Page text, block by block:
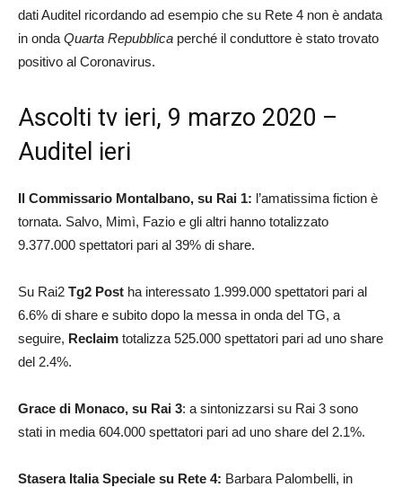
dati Auditel ricordando ad esempio che su Rete 4 non è andata
in onda Quarta Repubblica perché il conduttore è stato trovato
positivo al Coronavirus.
Ascolti tv ieri, 9 marzo 2020 –
Auditel ieri
Il Commissario Montalbano, su Rai 1: l’amatissima fiction è
tornata. Salvo, Mimì, Fazio e gli altri hanno totalizzato
9.377.000 spettatori pari al 39% di share.
Su Rai2 Tg2 Post ha interessato 1.999.000 spettatori pari al
6.6% di share e subito dopo la messa in onda del TG, a
seguire, Reclaim totalizza 525.000 spettatori pari ad uno share
del 2.4%.
Grace di Monaco, su Rai 3: a sintonizzarsi su Rai 3 sono
stati in media 604.000 spettatori pari ad uno share del 2.1%.
Stasera Italia Speciale su Rete 4: Barbara Palombelli, in